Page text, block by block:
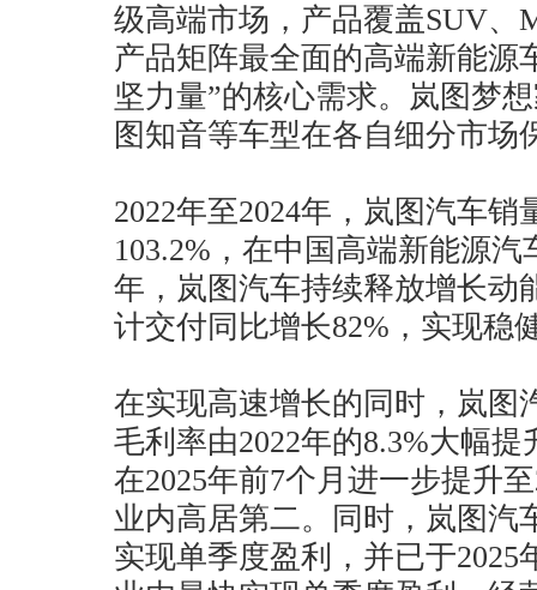
级高端市场，产品覆盖SUV、
产品矩阵最全面的高端新能源
坚力量”的核心需求。岚图梦
图知音等车型在各自细分市场
2022年至2024年，岚图汽车销
103.2%，在中国高端新能源
年，岚图汽车持续释放增长动
计交付同比增长82%，实现稳
在实现高速增长的同时，岚图
毛利率由2022年的8.3%大幅提
在2025年前7个月进一步提升
业内高居第二。同时，岚图汽
实现单季度盈利，并已于2025